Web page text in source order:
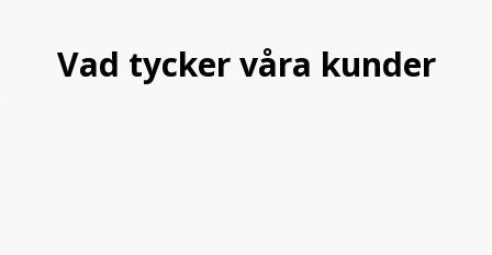
Vad tycker våra kunder